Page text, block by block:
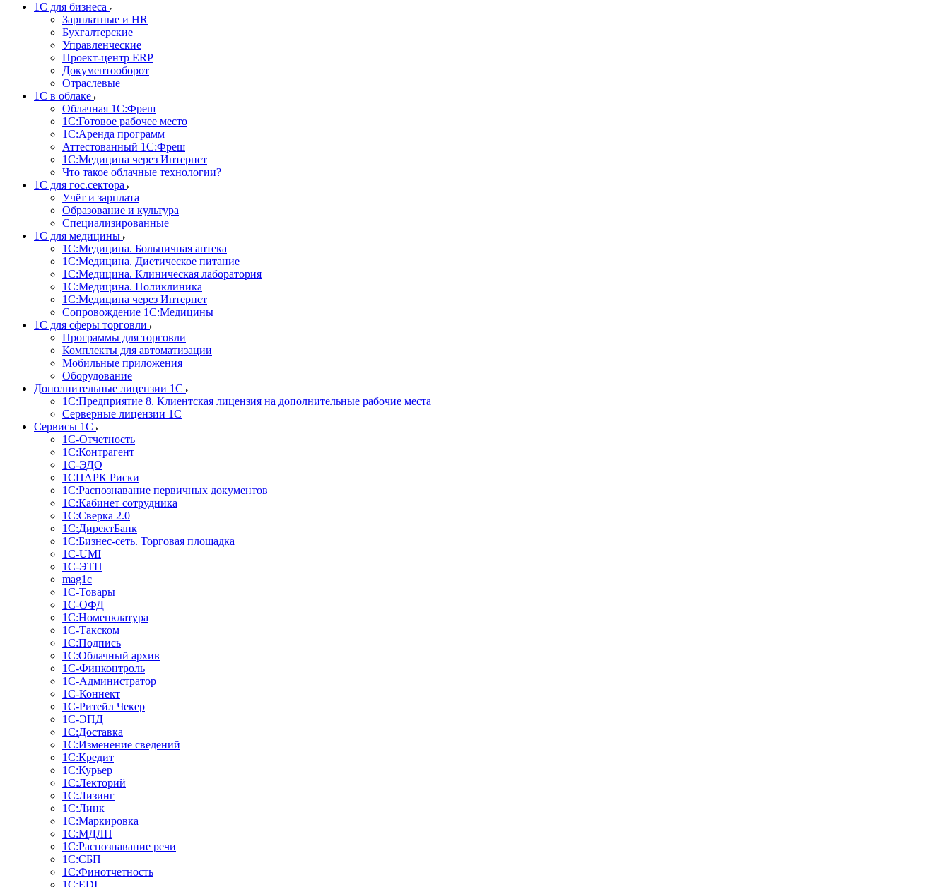
1С для бизнеса
Зарплатные и HR
Бухгалтерские
Управленческие
Проект-центр ERP
Документооборот
Отраслевые
1C в облаке
Облачная 1С:Фреш
1С:Готовое рабочее место
1C:Аренда программ
Аттестованный 1С:Фреш
1С:Медицина через Интернет
Что такое облачные технологии?
1С для гос.сектора
Учёт и зарплата
Образование и культура
Специализированные
1С для медицины
1С:Медицина. Больничная аптека
1С:Медицина. Диетическое питание
1С:Медицина. Клиническая лаборатория
1С:Медицина. Поликлиника
1С:Медицина через Интернет
Сопровождение 1С:Медицины
1С для сферы торговли
Программы для торговли
Комплекты для автоматизации
Мобильные приложения
Оборудование
Дополнительные лицензии 1С
1С:Предприятие 8. Клиентская лицензия на дополнительные рабочие места
Серверные лицензии 1С
Сервисы 1С
1С-Отчетность
1С:Контрагент
1С-ЭДО
1СПАРК Риски
1С:Распознавание первичных документов
1С:Кабинет сотрудника
1С:Сверка 2.0
1С:ДиректБанк
1С:Бизнес-сеть. Торговая площадка
1С-UMI
1С-ЭТП
mag1c
1С-Товары
1С-ОФД
1С:Номенклатура
1С-Такском
1С:Подпись
1С:Облачный архив
1С-Финконтроль
1С-Администратор
1С-Коннект
1С-Ритейл Чекер
1С-ЭПД
1С:Доставка
1С:Изменение сведений
1С:Кредит
1С:Курьер
1С:Лекторий
1С:Лизинг
1С:Линк
1С:Маркировка
1С:МДЛП
1С:Распознавание речи
1С:СБП
1С:Финотчетность
1С:EDI